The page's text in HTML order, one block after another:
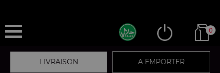
0
LIVRAISON A EMPORTER